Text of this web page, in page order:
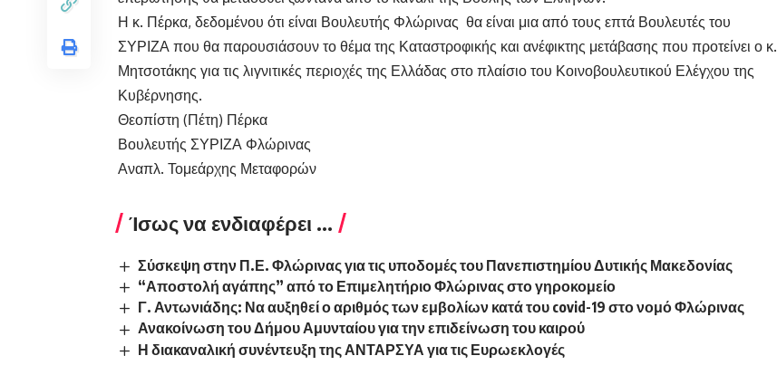
Η κ. Πέρκα, δεδομένου ότι είναι Βουλευτής Φλώρινας θα είναι μια από τους επτά Βουλευτές του
ΣΥΡΙΖΑ που θα παρουσιάσουν το θέμα της Καταστροφικής και ανέφικτης μετάβασης που προτείνει ο κ.
Μητσοτάκης για τις λιγνιτικές περιοχές της Ελλάδας στο πλαίσιο του Κοινοβουλευτικού Ελέγχου της
Κυβέρνησης.
Θεοπίστη (Πέτη) Πέρκα
Βουλευτής ΣΥΡΙΖΑ Φλώρινας
Αναπλ. Τομεάρχης Μεταφορών
Ίσως να ενδιαφέρει ...
Σύσκεψη στην Π.Ε. Φλώρινας για τις υποδομές του Πανεπιστημίου Δυτικής Μακεδονίας
“Αποστολή αγάπης” από το Επιμελητήριο Φλώρινας στο γηροκομείο
Γ. Αντωνιάδης: Να αυξηθεί ο αριθμός των εμβολίων κατά του covid-19 στο νομό Φλώρινας
Ανακοίνωση του Δήμου Αμυνταίου για την επιδείνωση του καιρού
Η διακαναλική συνέντευξη της ΑΝΤΑΡΣΥΑ για τις Ευρωεκλογές